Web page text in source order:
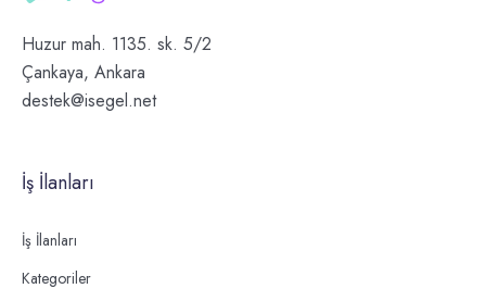
Huzur mah. 1135. sk. 5/2
Çankaya, Ankara
destek@isegel.net
İş İlanları
İş İlanları
Kategoriler